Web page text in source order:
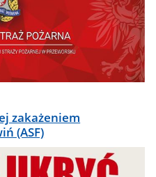
zakażeniem
(ASF)